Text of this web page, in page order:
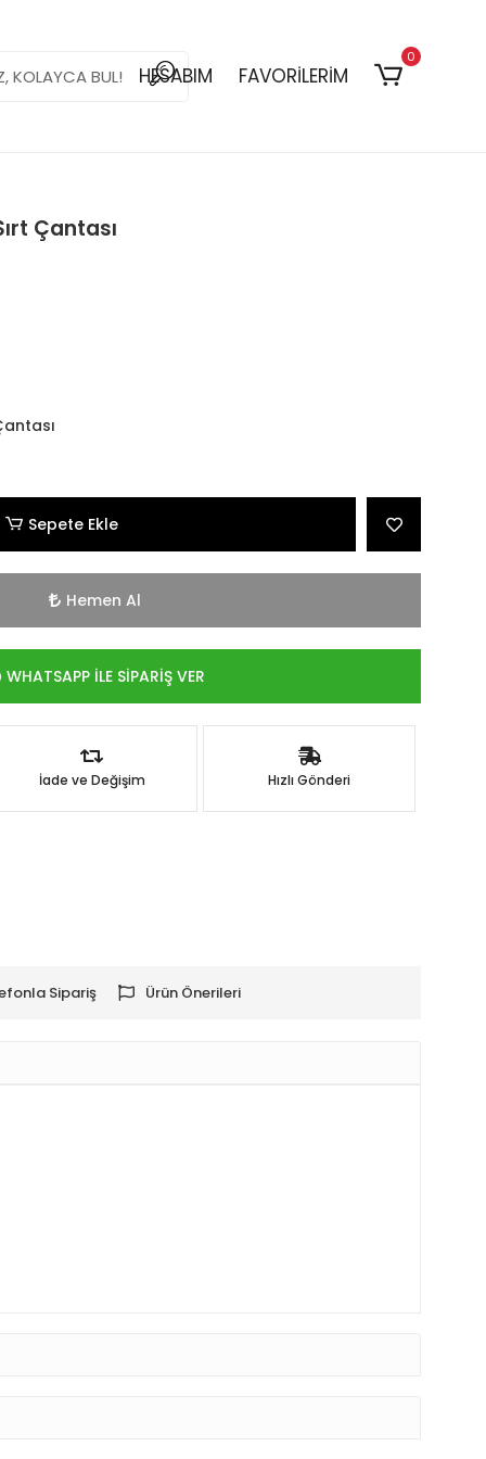
HESABIM FAVORİLERİM
0
Çantası
Sepete Ekle
Hemen Al
WHATSAPP İLE SİPARİŞ VER
İade ve Değişim Hızlı Gönderi
Sipariş Ürün Önerileri